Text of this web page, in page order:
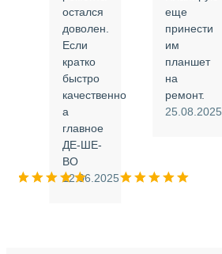
остался
доволен.
Если
кратко
быстро
качественно
а
главное
ДЕ-ШЕ-
ВО
12.06.2025
еще
принести
им
планшет
на
ремонт.
25.08.2025